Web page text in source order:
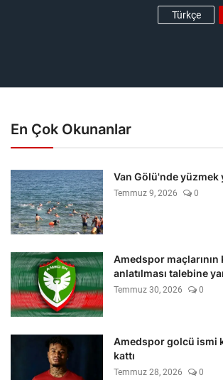
Türkçe
En Çok Okunanlar
Van Gölü'nde yüzmek
Temmuz 9, 2026 0
Amedspor maçlarının
anlatılması talebine
Temmuz 30, 2026 0
Amedspor golcü ismi
kattı
Temmuz 28, 2026 0